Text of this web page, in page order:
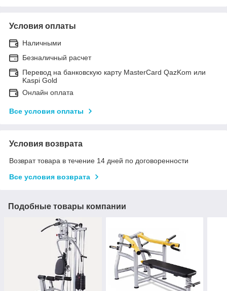
Условия оплаты
Наличными
Безналичный расчет
Перевод на банковскую карту MasterCard QazKom или
Kaspi Gold
Онлайн оплата
Все условия оплаты
Условия возврата
Возврат товара в течение 14 дней по договоренности
Все условия возврата
Подобные товары компании